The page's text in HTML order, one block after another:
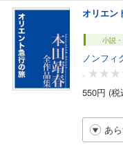
オリエン
小説
ノンフィ
-
550円 (税
あ